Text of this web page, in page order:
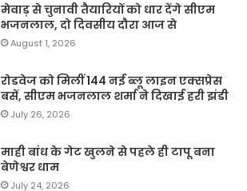
मेवाड़ से चुनावी तैयारियों को धार देंगे सीएम
भजनलाल, दो दिवसीय दौरा आज से
August 1, 2026
रोडवेज को मिलीं 144 नई ब्लू लाइन एक्सप्रेस
बसें, सीएम भजनलाल शर्मा ने दिखाई हरी झंडी
July 26, 2026
माही बांध के गेट खुलने से पहले ही टापू बना
बेणेश्वर धाम
July 24, 2026